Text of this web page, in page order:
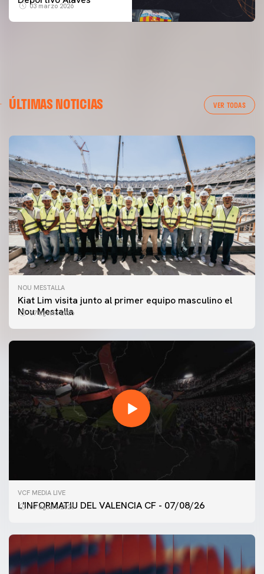
03 marzo 2026
ÚLTIMAS NOTICIAS VER TODAS
NOU MESTALLA
Kiat Lim visita junto al primer equipo masculino el
Nou Mestalla
07 agosto 2026
VCF MEDIA LIVE
L'INFORMATIU DEL VALENCIA CF - 07/08/26
07 agosto 2026